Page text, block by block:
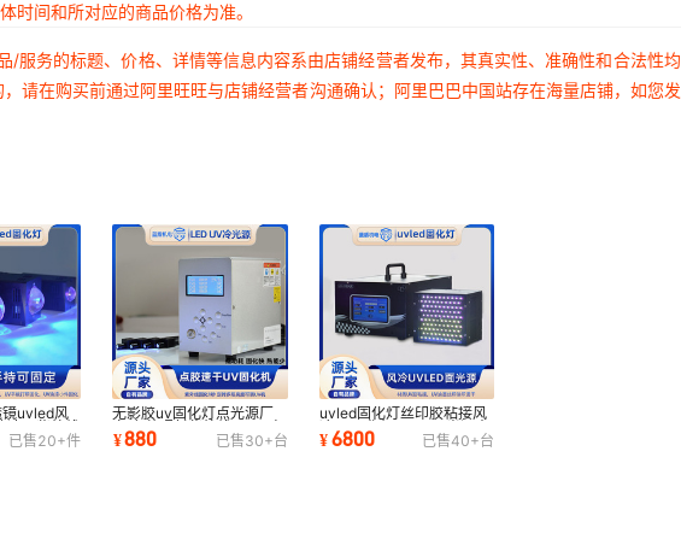
间和所对应的商品价格为准。
务的标题、价格、详情等信息内容系由店铺经营者发布，其真实性、准确性和合法性
请在购买前通过阿里旺旺与店铺经营者沟通确认；阿里巴巴中国站存在海量店铺，如您
镜uvled风
速干紫外线
已售20+件
无影胶uv固化灯点光源厂
家 东莞照射紫外线leduv点
光源固化机现货
¥880 已售30+台
uvled固化灯丝印胶粘接风
冷uv固化机leduv面光源大
功率紫外线灯
¥6800 已售40+台